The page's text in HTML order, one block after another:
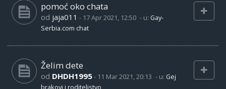
pomoć oko chata
od jaja011 - 17 Apr 2021, 12:50 - u: Gay-
Serbia.com chat
Želim dete
od DHDH1995- 11 Mar 2021, 20:13 - u: Gej
brakovi i roditeljstvo